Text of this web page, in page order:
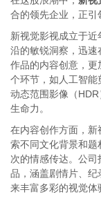
合的领先企业，正引
新视觉影视成立于
沿的敏锐洞察，迅
作品的内容创意，
个环节，如人工智能
动态范围影像（
生命力。
在内容创作方面，
索不同文化背景和
次的情感传达。公
品，涵盖剧情片、
来丰富多彩的视觉体